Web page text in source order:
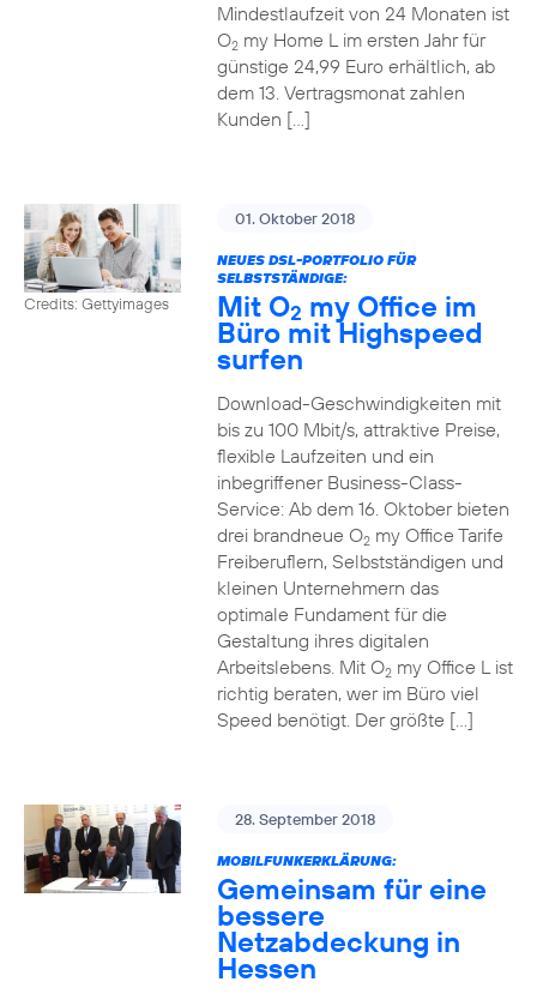
Mindestlaufzeit von 24 Monaten ist
O2my Home L im ersten Jahr für
günstige 24,99 Euro erhältlich, ab
dem 13. Vertragsmonat zahlen
Kunden […]
Credits: Gettyimages
01. Oktober 2018
NEUES DSL-PORTFOLIO FÜR
SELBSTSTÄNDIGE:
Mit O2 my Office im
Büro mit Highspeed
surfen
Download-Geschwindigkeiten mit
bis zu 100 Mbit/s, attraktive Preise,
flexible Laufzeiten und ein
inbegriffener Business-Class-
Service: Ab dem 16. Oktober bieten
drei brandneue O2my Office Tarife
Freiberuflern, Selbstständigen und
kleinen Unternehmern das
optimale Fundament für die
Gestaltung ihres digitalen
Arbeitslebens. Mit O2my Office L ist
richtig beraten, wer im Büro viel
Speed benötigt. Der größte […]
28. September 2018
MOBILFUNKERKLÄRUNG:
Gemeinsam für eine
bessere
Netzabdeckung in
Hessen